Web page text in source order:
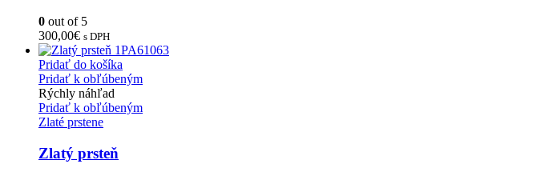
0 out of 5
300,00€ s DPH
Pridať do košíka
Pridať k obľúbeným
Rýchly náhľad
Pridať k obľúbeným
Zlaté prstene
Zlatý prsteň